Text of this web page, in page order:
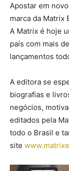
Apostar em
marca da Matrix
A Matrix é hoje
país com mais
lançamentos
A editora se
biografias e
negócios,
editados pela
todo o Brasil e
site